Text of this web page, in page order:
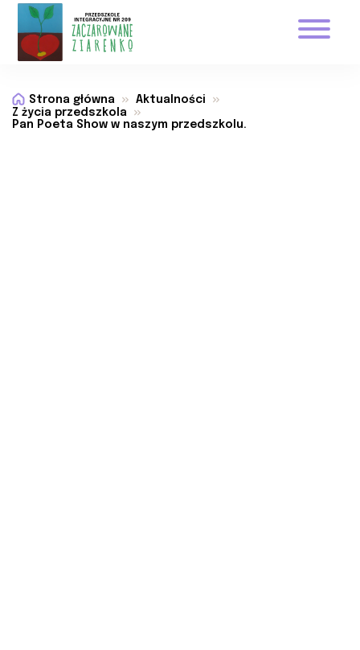
Strona główna
Aktualności
Z życia przedszkola
Pan Poeta Show w naszym przedszkolu.